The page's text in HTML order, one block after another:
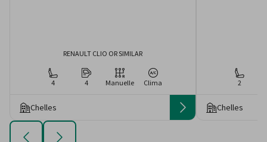
RENAULT CLIO OR SIMILAR
4 4 Manuelle Clima
Chelles
2
Chelles